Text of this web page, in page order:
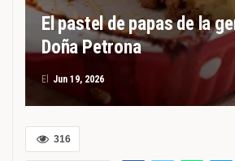
El pastel de papas de la
Doña Petrona
El Jun 19, 2026
316